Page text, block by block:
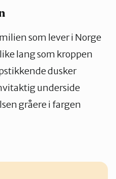
som lever i Norge
lang som kroppen
dusker
underside
gråere i fargen